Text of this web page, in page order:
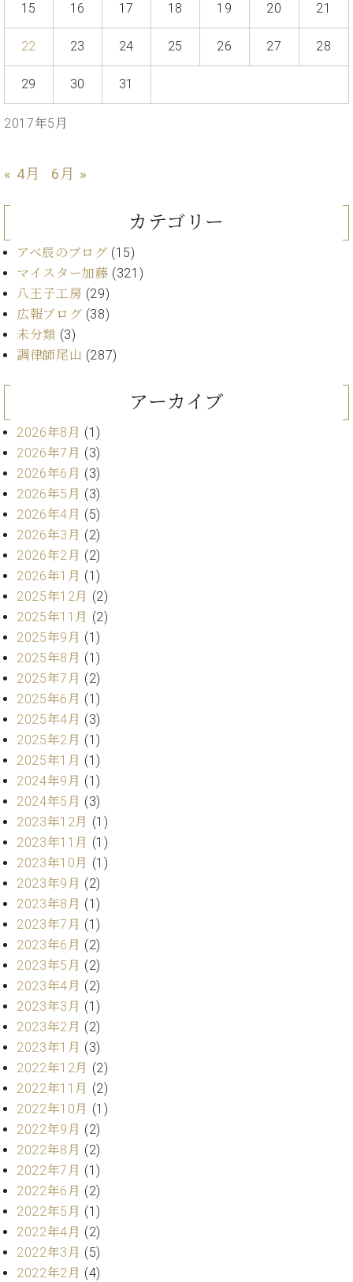
ピ
ノ
ヒ
イ
ン
ア
カ
デ
ー
フ
マ
ン
プ
ロ
フ
ェ
ッ
シ
ョ
ナ
ル
W.
ホ
フ
マ
ン
ト
ラ
デ
ィ
シ
ョ
ン
W.
ホ
フ
マ
ン
ヴ
ィ
ジ
ョ
ン
C.BECHSTEIN
Digital(ベ
ヒ
シ
ュ
タ
イ
ン
デ
ジ
タ
ン
シ
ジ
セ
セン
トラ
ム東
京の
ご案
い
合
わ
せ
本
：
八
王
子
・
技
術
営
業
セ
ン
タ
ス
ッ
フ
ご
挨
拶
術
者
紹
介
展示
情報
ーロ
ピア
ノ特
選中
古】
ベ
ン
ト
情
報
八
2017年5月
15 16 17 18 19 20 21
22 23 24 25 26 27 28
29 30 31
« 4月 6月 »
カテゴリー
アベ辰のブログ (15)
マイスター加藤 (321)
八王子工房 (29)
広報ブログ (38)
未分類 (3)
調律師尾山 (287)
アーカイブ
2026年8月 (1)
2026年7月 (3)
2026年6月 (3)
2026年5月 (3)
2026年4月 (5)
2026年3月 (2)
2026年2月 (2)
2026年1月 (1)
2025年12月 (2)
2025年11月 (2)
2025年9月 (1)
2025年8月 (1)
2025年7月 (2)
2025年6月 (1)
2025年4月 (3)
2025年2月 (1)
2025年1月 (1)
2024年9月 (1)
2024年5月 (3)
2023年12月 (1)
2023年11月 (1)
2023年10月 (1)
2023年9月 (2)
2023年8月 (1)
2023年7月 (1)
2023年6月 (2)
2023年5月 (2)
2023年4月 (2)
2023年3月 (1)
2023年2月 (2)
2023年1月 (3)
2022年12月 (2)
2022年11月 (2)
2022年10月 (1)
2022年9月 (2)
2022年8月 (2)
2022年7月 (1)
2022年6月 (2)
2022年5月 (1)
2022年4月 (2)
2022年3月 (5)
2022年2月 (4)